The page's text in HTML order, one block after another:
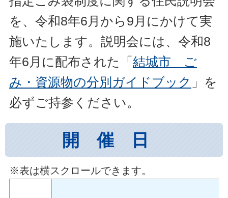
を、令和8年6月から9月にかけて実
施いたします。説明会には、令和8
年6月に配布された「結城市 ご
み・資源物の分別ガイドブック 」を
必ずご持参ください。
開 催 日
※表は横スクロールできます。